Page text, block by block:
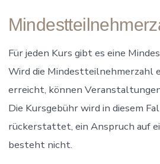
Für jeden Kurs gibt es eine
Wird die Mindestteilnehmerzahl
erreicht, können
Die Kursgebühr wird in diesem
rückerstattet, ein Anspruch auf
besteht nicht.